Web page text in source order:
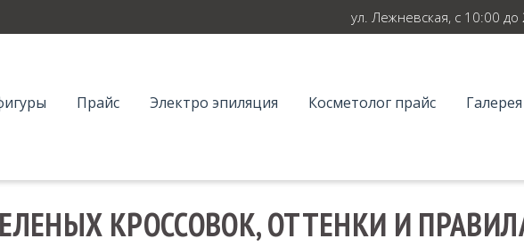
ул. Лежневская, с 10:00
Прайс Электро эпиляция Косметолог прайс Галерея
КРОССОВОК, ОТТЕНКИ И